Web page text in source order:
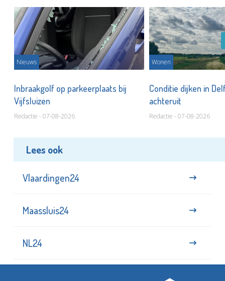
Nieuws
Inbraakgolf op parkeerplaats bij
Vijfsluizen
Redactie - 07-08-2026
Wonen
Conditie dijken in
achteruit
Redactie - 07-08-2026
Lees ook
Vlaardingen24
Maassluis24
NL24